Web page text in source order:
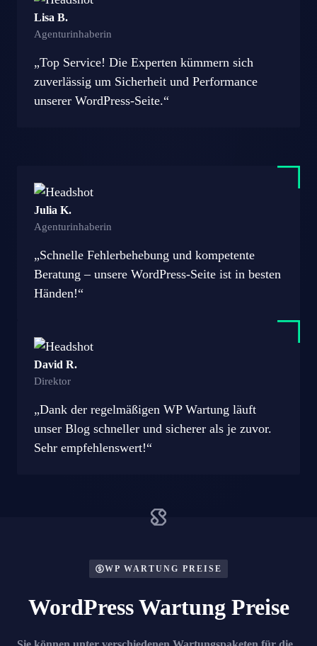
Lisa B.
Agenturinhaberin
„Top Service! Die Experten kümmern sich
zuverlässig um Sicherheit und Performance
unserer WordPress-Seite.“
Julia K.
Agenturinhaberin
„Schnelle Fehlerbehebung und kompetente
Beratung – unsere WordPress-Seite ist in besten
Händen!“
David R.
Direktor
„Dank der regelmäßigen WP Wartung läuft
unser Blog schneller und sicherer als je zuvor.
Sehr empfehlenswert!“
WP WARTUNG PREISE
WordPress Wartung Preise